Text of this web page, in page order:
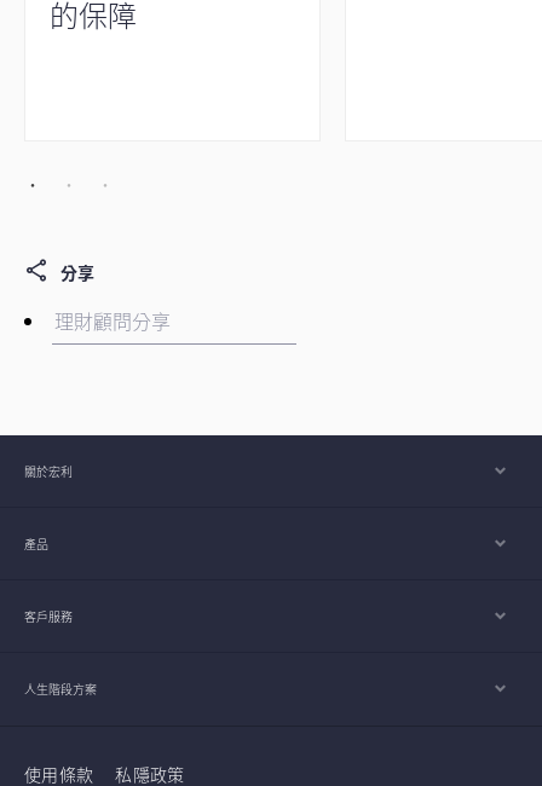
的保障
分享
關於宏利
產品
客戶服務
人生階段方案
使用條款 私隱政策